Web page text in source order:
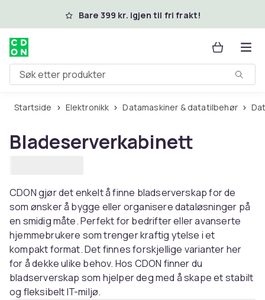
Hopp til hovedinnholdBare 399 kr. igjen til fri frakt!
Søk etter produkter
Startside Elektronikk Datamaskiner & datatilbehør
Bladeserverkabinett
CDON gjør det enkelt å finne bladserverskap for de
som ønsker å bygge eller organisere dataløsninger på
en smidig måte. Perfekt for bedrifter eller avanserte
hjemmebrukere som trenger kraftig ytelse i et
kompakt format. Det finnes forskjellige varianter her
for å dekke ulike behov. Hos CDON finner du
bladserverskap som hjelper deg med å skape et stabilt
og fleksibelt IT-miljø.